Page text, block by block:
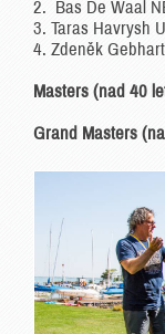
2. Bas De Waal
3. Taras Havrysh
4. Zdeněk
Masters (nad 40
Grand Masters